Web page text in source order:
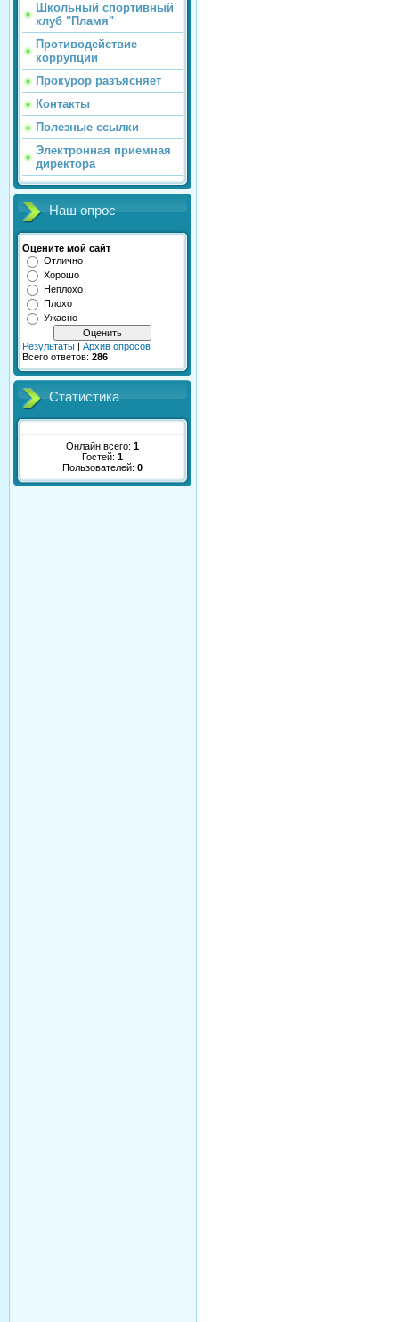
Школьный спортивный
клуб "Пламя"
Противодействие
коррупции
Прокурор разъясняет
Контакты
Полезные ссылки
Электронная приемная
директора
Наш опрос
Оцените мой сайт
Отлично
Хорошо
Неплохо
Плохо
Ужасно
Результаты | Архив опросов
Всего ответов: 286
Статистика
Онлайн всего: 1
Гостей: 1
Пользователей: 0